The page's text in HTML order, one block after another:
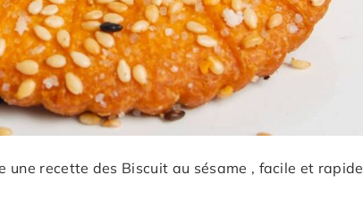
une recette des Biscuit au sésame , facile et rapide